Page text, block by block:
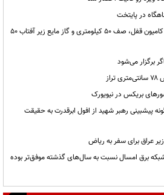
در پایتخت
ریمـدان در آستانه بحران؛ ۳ هزار کامیون قفل، صف ۵۰ کیلومتری و گاز مایع زیر آفتاب ۵۰
برگزار می‌شود
بریکس در نیویورک
پیشبینی رهبر شهید از افول ابرقدرت به حقیقت
عراق برای سفر به ریاض
برق امسال نسبت به سال‌های گذشته موفق‌تر بوده